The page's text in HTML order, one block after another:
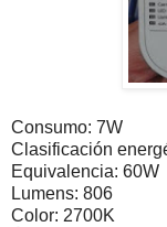
Consumo: 7W
Clasificación
Equivalencia: 60W
Lumens: 806
Color: 2700K